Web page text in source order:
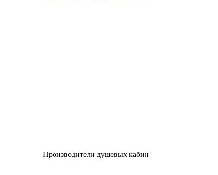
Производители душевых кабин